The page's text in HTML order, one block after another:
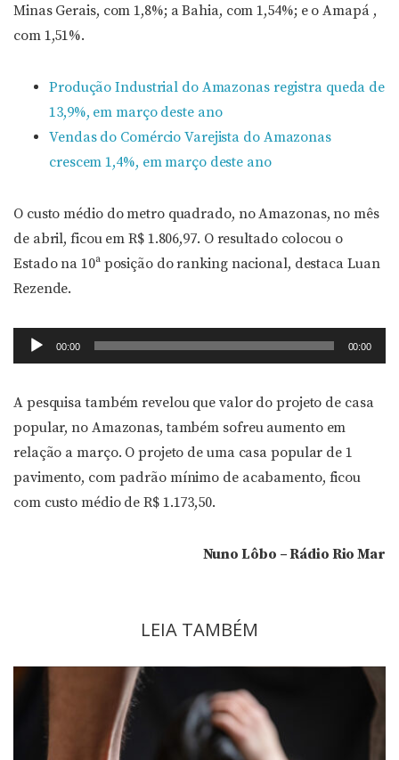
Minas Gerais, com 1,8%; a Bahia, com 1,54%; e o Amapá ,
com 1,51%.
Produção Industrial do Amazonas registra queda de
13,9%, em março deste ano
Vendas do Comércio Varejista do Amazonas
crescem 1,4%, em março deste ano
O custo médio do metro quadrado, no Amazonas, no mês
de abril, ficou em R$ 1.806,97. O resultado colocou o
Estado na 10ª posição do ranking nacional, destaca Luan
Rezende.
Tocador
de
00:00 00:00
A pesquisa também revelou que valor do projeto de casa
popular, no Amazonas, também sofreu aumento em
relação a março. O projeto de uma casa popular de 1
pavimento, com padrão mínimo de acabamento, ficou
com custo médio de R$ 1.173,50.
Nuno Lôbo – Rádio Rio Mar
LEIA TAMBÉM